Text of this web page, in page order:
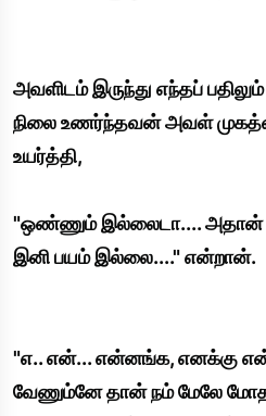
அவளிடம் இருந்து எந்தப்
நிலை உணர்ந்தவன் அவள்
உயர்த்தி,
"ஒண்ணும் இல்லைடா.... அதான்
இனி பயம் இல்லை...." என்றான்.
"எ.. என்... என்னங்க, எனக்கு
வேணும்னே தான் நம் மேலே